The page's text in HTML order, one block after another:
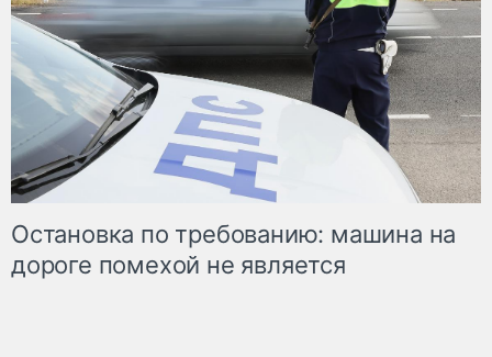
Остановка по требованию: машина на
дороге помехой не является